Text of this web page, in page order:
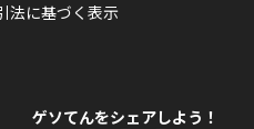
法に基づく表示
ゲソてんをシェアしよう！